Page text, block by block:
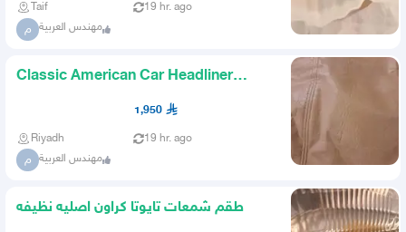
Taif 19 hr. ago
م مهندس العربية
Classic American Car Headliner
Rubber New Double Stitched
1,950
Riyadh 19 hr. ago
م مهندس العربية
طقم شمعات تايوتا كراون اصليه نظيفه